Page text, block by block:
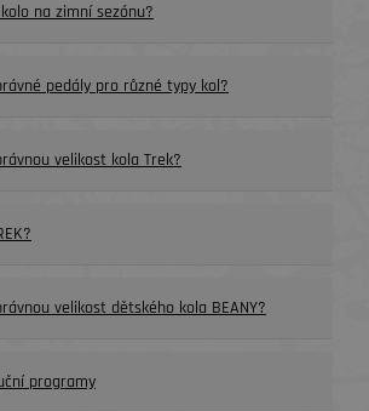
na zimní sezónu?
pedály pro různé typy kol?
velikost kola Trek?
velikost dětského kola BEANY?
programy